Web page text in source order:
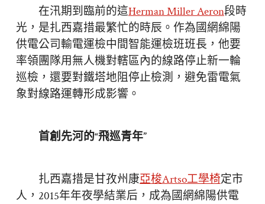
在汛期到臨前的這Herman Miller Aeron段時
光，是扎西嘉措最繁忙的時辰。作為國網綿陽
供電公司輸電運檢中間智能運檢班班長，他要
率領團隊用無人機對轄區內的線路停止新一輪
巡檢，還要對鐵塔地阻停止檢測，避免雷電氣
象對線路運轉形成影響。
首創先河的“飛巡青年”
扎西嘉措是甘孜州康亞梭Artso工學椅定市
人，2015年年夜學結業后，成為國網綿陽供電